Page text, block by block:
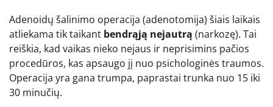
Adenoidų šalinimo operacija (adenotomija) šiais laikais
atliekama tik taikant bendrąją nejautrą (narkozę). Tai
reiškia, kad vaikas nieko nejaus ir neprisimins pačios
procedūros, kas apsaugo jį nuo psichologinės traumos.
Operacija yra gana trumpa, paprastai trunka nuo 15 iki
30 minučių.